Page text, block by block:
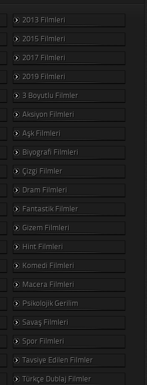
2013 Filmleri
2015 Filmleri
2017 Filmleri
2019 Filmleri
3 Boyutlu Filmler
Aksiyon Filmleri
Aşk Filmleri
Biyografi Filmleri
Çizgi Filmler
Dram Filmleri
Fantastik Filmler
Gizem Filmleri
Hint Filmleri
Komedi Filmleri
Macera Filmleri
Psikolojik Gerilim
Savaş Filmleri
Spor Filmleri
Tavsiye Edilen Filmler
Türkçe Dublaj Filmler